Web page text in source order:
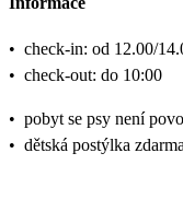
• check-in: od 12.00/
• check-out: do 10:00
• pobyt se psy není
• dětská postýlka